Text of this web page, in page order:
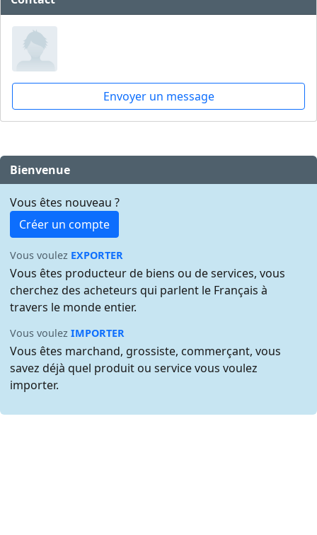
Envoyer un message
Bienvenue
Vous êtes nouveau ?
Créer un compte
Vous voulez EXPORTER
Vous êtes producteur de biens ou de services, vous
cherchez des acheteurs qui parlent le Français à
travers le monde entier.
Vous voulezIMPORTER
Vous êtes marchand, grossiste, commerçant, vous
savez déjà quel produit ou service vous voulez
importer.